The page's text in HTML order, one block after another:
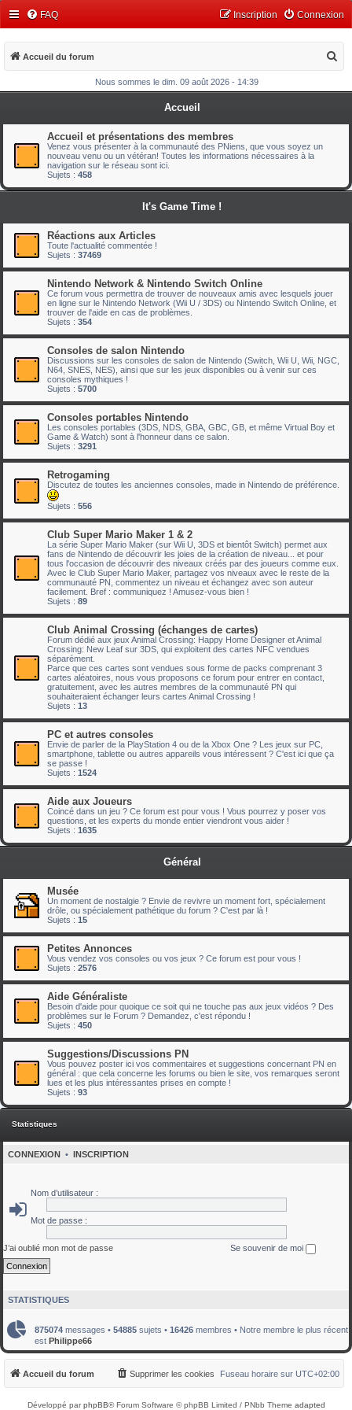
FAQ Connexion
Inscription
Accueil du forum
c
h
r
Nous sommes le dim. 09 août 2026 - 14:39
Accueil
Accueil et présentations des membres
Venez vous présenter à la communauté des PNiens, que vous soyez un
nouveau venu ou un vétéran! Toutes les informations nécessaires à la
navigation sur le réseau sont ici.
Sujets : 458
It's Game Time !
Réactions aux Articles
Toute l'actualité commentée !
Sujets : 37469
Nintendo Network & Nintendo Switch Online
Ce forum vous permettra de trouver de nouveaux amis avec lesquels jouer
en ligne sur le Nintendo Network (Wii U / 3DS) ou Nintendo Switch Online, et
trouver de l'aide en cas de problèmes.
Sujets : 354
Consoles de salon Nintendo
Discussions sur les consoles de salon de Nintendo (Switch, Wii U, Wii, NGC,
N64, SNES, NES), ainsi que sur les jeux disponibles ou à venir sur ces
consoles mythiques !
Sujets : 5700
Consoles portables Nintendo
Les consoles portables (3DS, NDS, GBA, GBC, GB, et même Virtual Boy et
Game & Watch) sont à l'honneur dans ce salon.
Sujets : 3291
Retrogaming
Discutez de toutes les anciennes consoles, made in Nintendo de préférence.
Sujets : 556
Club Super Mario Maker 1 & 2
La série Super Mario Maker (sur Wii U, 3DS et bientôt Switch) permet aux
fans de Nintendo de découvrir les joies de la création de niveau... et pour
tous l'occasion de découvrir des niveaux créés par des joueurs comme eux.
Avec le Club Super Mario Maker, partagez vos niveaux avec le reste de la
communauté PN, commentez un niveau et échangez avec son auteur
facilement. Bref : communiquez ! Amusez-vous bien !
Sujets : 89
Club Animal Crossing (échanges de cartes)
Forum dédié aux jeux Animal Crossing: Happy Home Designer et Animal
Crossing: New Leaf sur 3DS, qui exploitent des cartes NFC vendues
séparément.
Parce que ces cartes sont vendues sous forme de packs comprenant 3
cartes aléatoires, nous vous proposons ce forum pour entrer en contact,
gratuitement, avec les autres membres de la communauté PN qui
souhaiteraient échanger leurs cartes Animal Crossing !
Sujets : 13
PC et autres consoles
Envie de parler de la PlayStation 4 ou de la Xbox One ? Les jeux sur PC,
smartphone, tablette ou autres appareils vous intéressent ? C'est ici que ça
se passe !
Sujets : 1524
Aide aux Joueurs
Coincé dans un jeu ? Ce forum est pour vous ! Vous pourrez y poser vos
questions, et les experts du monde entier viendront vous aider !
Sujets : 1635
Général
Musée
Un moment de nostalgie ? Envie de revivre un moment fort, spécialement
drôle, ou spécialement pathétique du forum ? C'est par là !
Sujets : 15
Petites Annonces
Vous vendez vos consoles ou vos jeux ? Ce forum est pour vous !
Sujets : 2576
Aide Généraliste
Besoin d'aide pour quoique ce soit qui ne touche pas aux jeux vidéos ? Des
problèmes sur le Forum ? Demandez, c'est répondu !
Sujets : 450
Suggestions/Discussions PN
Vous pouvez poster ici vos commentaires et suggestions concernant PN en
général : que cela concerne les forums ou bien le site, vos remarques seront
lues et les plus intéressantes prises en compte !
Sujets : 93
Statistiques
CONNEXION • INSCRIPTION
Nom d’utilisateur :
Mot de passe :
J’ai oublié mon mot de passe Se souvenir de moi
STATISTIQUES
875074 messages • 54885 sujets • 16426 membres • Notre membre le plus récent
est Philippe66
Accueil du forum Fuseau horaire sur UTC+02:00
Supprimer les cookies
Développé parphpBB® Forum Software © phpBB Limited / PNbb Theme adapted